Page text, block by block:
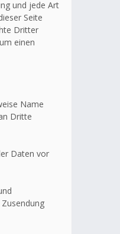
und jede Art
Seite
Dritter
einen
Name
Dritte
Daten vor